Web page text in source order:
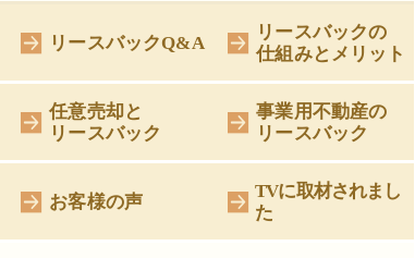
リースバックQ&A
リースバックの
仕組みとメリット
任意売却と
リースバック
事業用不動産の
リースバック
お客様の声
TVに取材されまし
た